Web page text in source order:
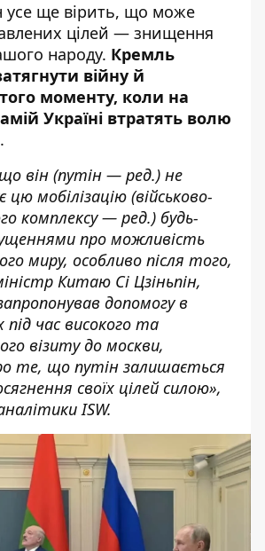
усе ще вірить, що може
цілей — знищення
народу. Кремль
війну й
моменту, коли на
Україні втратять волю
.
він (путін — ред.) не
цю мобілізацію (військово-
комплексу — ред.) будь-
про можливість
миру, особливо після того,
Китаю Сі Цзіньпін,
допомогу в
під час високого та
візиту до москви,
те, що путін залишається
своїх цілей силою»,
ISW.